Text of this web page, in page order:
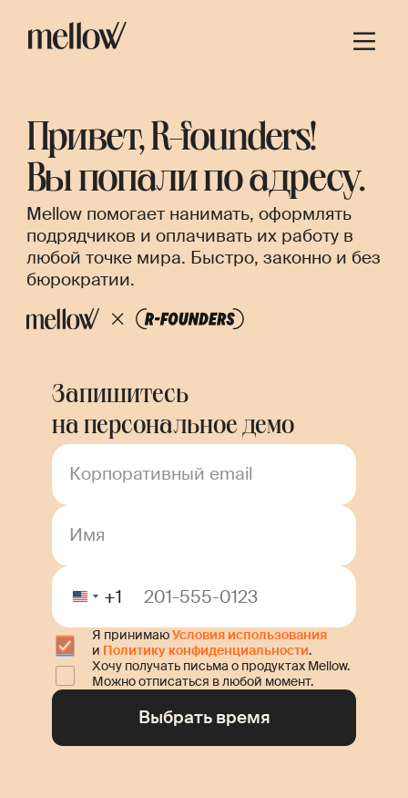
Привет, R-founders!
Вы попали по адресу.
Mellow помогает нанимать, оформлять
подрядчиков и оплачивать их работу в
любой точке мира. Быстро, законно и без
бюрократии.
Запишитесь
на персональное демо
Корпоративный email
Имя
+1
Я принимаюУсловия использования
и Политику конфиденциальности.
Хочу получать письма о продуктах Mellow.
Можно отписаться в любой момент.